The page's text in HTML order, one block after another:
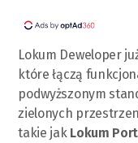
Lokum Deweloper
które łączą
podwyższonym
zielonych
takie jak Lokum